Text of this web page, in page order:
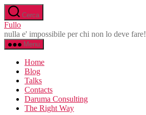
Salta
al
contenuto
Cerca
Fullo
nulla e' impossibile per chi non lo deve fare!
Menu
Home
Blog
Talks
Contacts
Daruma Consulting
The Right Way